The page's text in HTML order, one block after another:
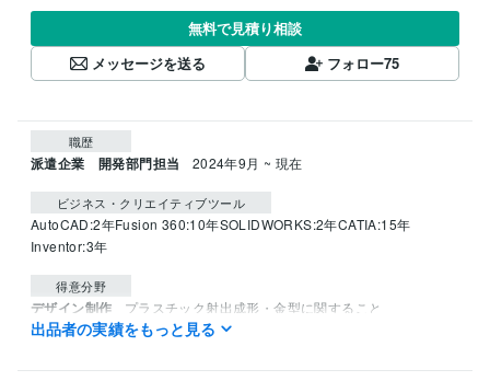
無料で見積り相談
メッセージを送る
フォロー75
職歴
派遣企業 開発部門担当 2024年9月 ~ 現在
ビジネス・クリエイティブツール
AutoCAD:2年Fusion 360:10年SOLIDWORKS:2年CATIA:15年
Inventor:3年
得意分野
デザイン制作 プラスチック射出成形・金型に関すること
プラスチック 3Dプリンタ CAD
出品者の実績をもっと見る